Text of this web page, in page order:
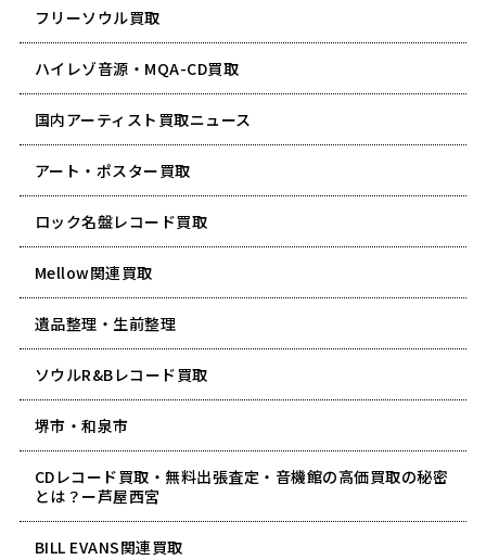
フリーソウル買取
ハイレゾ音源・MQA-CD買取
国内アーティスト買取ニュース
アート・ポスター買取
ロック名盤レコード買取
Mellow関連買取
遺品整理・生前整理
ソウルR&Bレコード買取
堺市・和泉市
CDレコード買取・無料出張査定・音機館の高価買取の秘密
とは？ー芦屋西宮
BILL EVANS関連買取